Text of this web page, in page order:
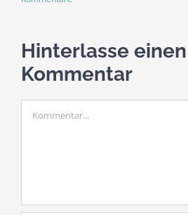
Hinterlasse einen
Kommentar